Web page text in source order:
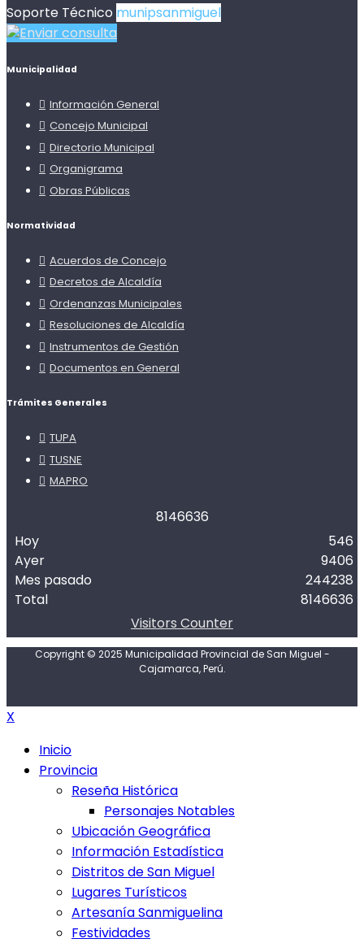
Soporte Técnico munipsanmiguel
Enviar consulta
Municipalidad
Información General
Concejo Municipal
Directorio Municipal
Organigrama
Obras Públicas
Normatividad
Acuerdos de Concejo
Decretos de Alcaldía
Ordenanzas Municipales
Resoluciones de Alcaldía
Instrumentos de Gestión
Documentos en General
Trámites Generales
TUPA
TUSNE
MAPRO
8146636
Hoy
Ayer
Mes pasado
Total
546
9406
244238
8146636
Visitors Counter
Copyright © 2025 Municipalidad Provincial de San Miguel -
Cajamarca, Perú.
X
Inicio
Provincia
Reseña Histórica
Personajes Notables
Ubicación Geográfica
Información Estadística
Distritos de San Miguel
Lugares Turísticos
Artesanía Sanmiguelina
Festividades